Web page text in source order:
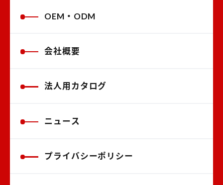
OEM・ODM
会社概要
法人用カタログ
ニュース
プライバシーポリシー